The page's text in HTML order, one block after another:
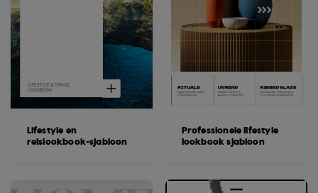
Lifestyle en
reislookbook-sjabloon
Professionele lifestyle
lookbook sjabloon